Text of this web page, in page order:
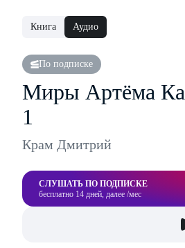
Книга Аудио
По подписке
Миры Артёма
1
Крам Дмитрий
СЛУШАТЬ ПО ПОДПИСКЕ
бесплатно 14 дней, далее /мес